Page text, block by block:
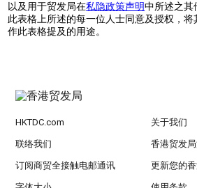
以及用于贸发局在私隐政策声明中所述之其
此表格上所述的每一位人士同意及授权，
作此表格提及的用途。
HKTDC.com 关于我们
联络我们 香港贸发
订阅商贸全接触电邮通讯 更新您的